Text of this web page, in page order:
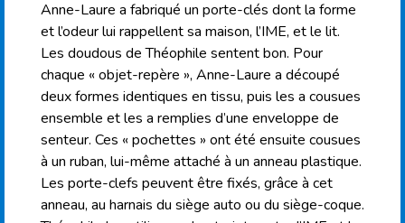
Anne-Laure a fabriqué un porte-clés dont la forme
et l’odeur lui rappellent sa maison, l’IME, et le lit.
Les doudous de Théophile sentent bon. Pour
chaque « objet-repère », Anne-Laure a découpé
deux formes identiques en tissu, puis les a cousues
ensemble et les a remplies d’une enveloppe de
senteur. Ces « pochettes » ont été ensuite cousues
à un ruban, lui-même attaché à un anneau plastique.
Les porte-clefs peuvent être fixés, grâce à cet
anneau, au harnais du siège auto ou du siège-coque.